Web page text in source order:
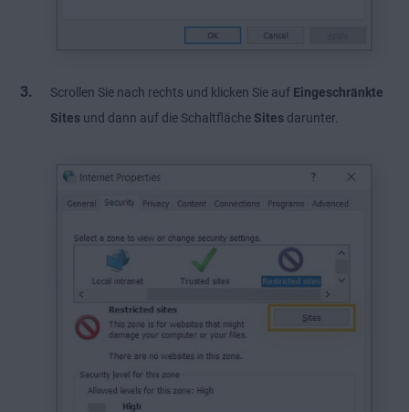
Scrollen Sie nach rechts und klicken Sie auf Eingeschränkte
Sites und dann auf die Schaltfläche Sites darunter.